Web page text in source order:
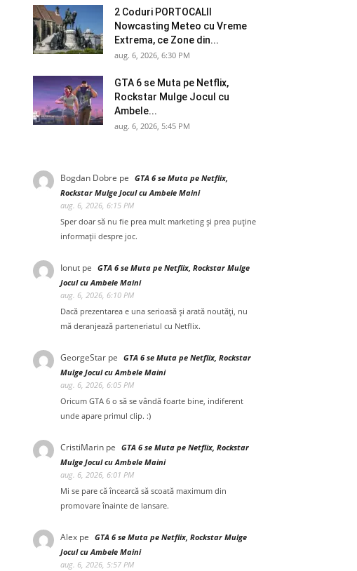
2 Coduri PORTOCALII
Nowcasting Meteo cu Vreme
Extrema, ce Zone din...
aug. 6, 2026, 6:30 PM
GTA 6 se Muta pe Netflix,
Rockstar Mulge Jocul cu
Ambele...
aug. 6, 2026, 5:45 PM
Bogdan Dobre pe GTA 6 se Muta pe Netflix,
Rockstar Mulge Jocul cu Ambele Maini
aug. 6, 2026, 6:15 PM
Sper doar să nu fie prea mult marketing și prea puține
informații despre joc.
Ionut pe GTA 6 se Muta pe Netflix, Rockstar Mulge
Jocul cu Ambele Maini
aug. 6, 2026, 6:10 PM
Dacă prezentarea e una serioasă și arată noutăți, nu
mă deranjează parteneriatul cu Netflix.
GeorgeStar pe GTA 6 se Muta pe Netflix, Rockstar
Mulge Jocul cu Ambele Maini
aug. 6, 2026, 6:05 PM
Oricum GTA 6 o să se vândă foarte bine, indiferent
unde apare primul clip. :)
CristiMarin pe GTA 6 se Muta pe Netflix, Rockstar
Mulge Jocul cu Ambele Maini
aug. 6, 2026, 6:01 PM
Mi se pare că încearcă să scoată maximum din
promovare înainte de lansare.
Alex pe GTA 6 se Muta pe Netflix, Rockstar Mulge
Jocul cu Ambele Maini
aug. 6, 2026, 5:57 PM